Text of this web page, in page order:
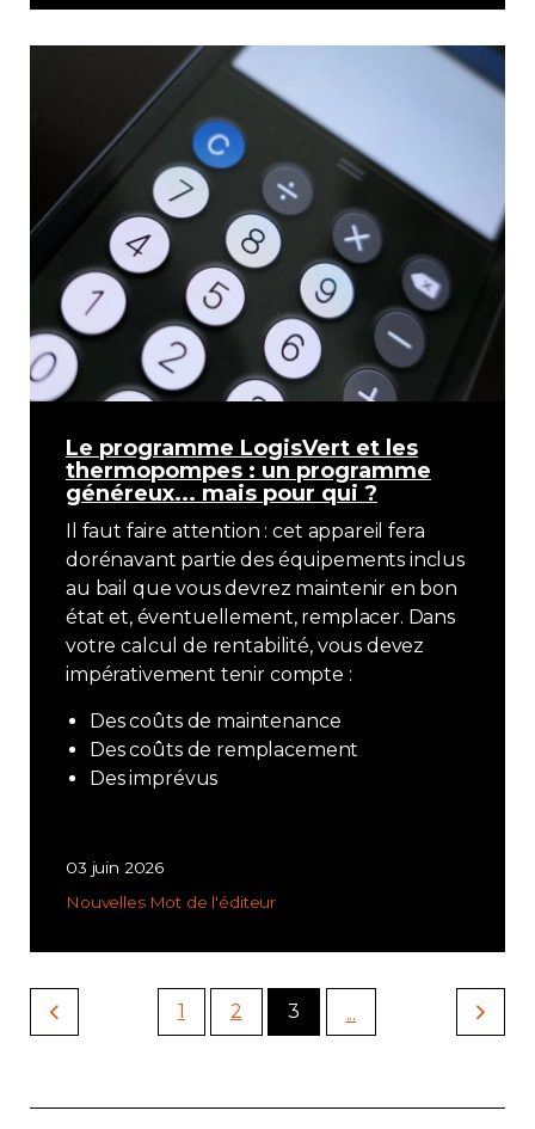
Le programme LogisVert et les
thermopompes : un programme
généreux... mais pour qui ?
Il faut faire attention : cet appareil fera
dorénavant partie des équipements inclus
au bail que vous devrez maintenir en bon
état et, éventuellement, remplacer. Dans
votre calcul de rentabilité, vous devez
impérativement tenir compte :
Des coûts de maintenance
Des coûts de remplacement
Des imprévus
03 juin 2026
Nouvelles Mot de l'éditeur
1 2 3 ...